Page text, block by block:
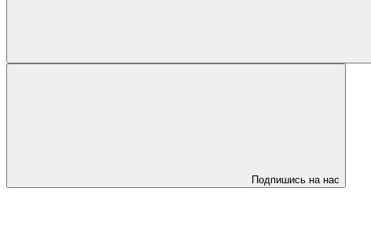
Подпишись на нас